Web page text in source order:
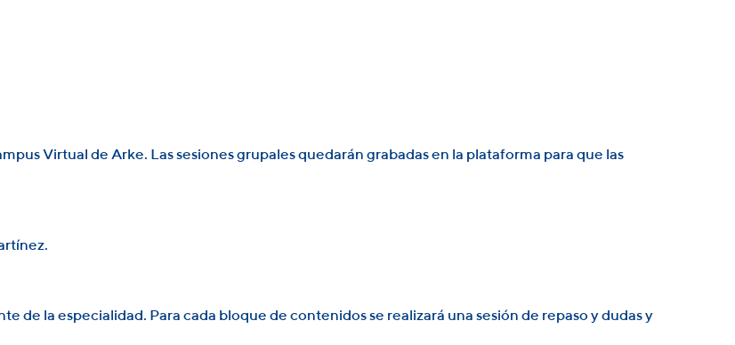
Virtual de Arke. Las sesiones grupales quedarán grabadas en la plataforma para que las
de la especialidad. Para cada bloque de contenidos se realizará una sesión de repaso y dudas y